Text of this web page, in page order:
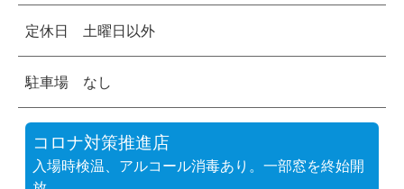
定休日 土曜日以外
駐車場 なし
コロナ対策推進店
入場時検温、アルコール消毒あり。一部窓を終始開